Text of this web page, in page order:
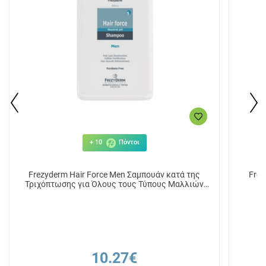
+ 10 Πόντοι
Frezyderm Hair Force Men Σαμπουάν κατά της
Τριχόπτωσης για Όλους τους Τύπους Μαλλιών
10.27€